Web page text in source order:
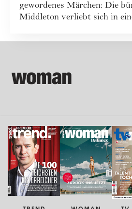
gewordenes Märchen: Die
Middleton verliebt sich in